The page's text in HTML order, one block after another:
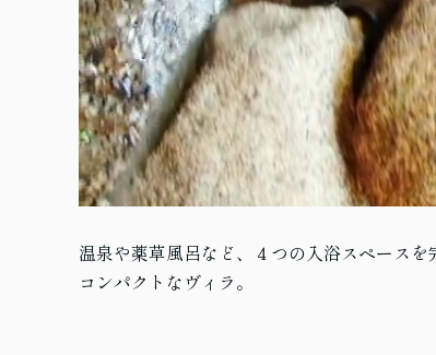
温泉や薬草風呂など、４つの入浴スペース
コンパクトなヴィラ。